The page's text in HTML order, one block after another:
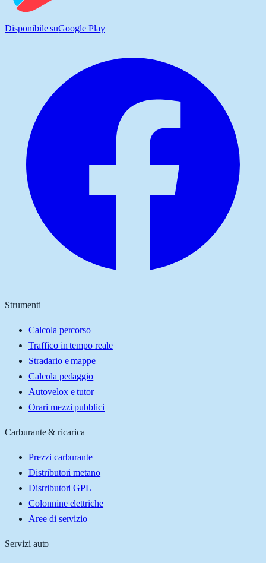
Disponibile suGoogle Play
Strumenti
Calcola percorso
Traffico in tempo reale
Stradario e mappe
Calcola pedaggio
Autovelox e tutor
Orari mezzi pubblici
Carburante & ricarica
Prezzi carburante
Distributori metano
Distributori GPL
Colonnine elettriche
Aree di servizio
Servizi auto